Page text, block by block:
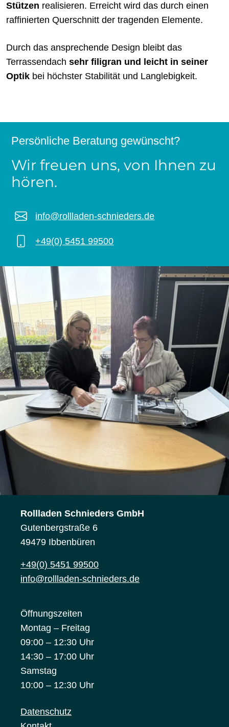
Stützen realisieren. Erreicht wird das durch einen
raffinierten Querschnitt der tragenden Elemente.
Durch das ansprechende Design bleibt das
Terrassendach sehr filigran und leicht in seiner
Optik bei höchster Stabilität und Langlebigkeit.
Persönliche Beratung gewünscht?
Wir freuen uns, von Ihnen zu
hören.
info@rollladen-schnieders.de
+49(0) 5451 99500
Rollladen Schnieders GmbH
Gutenbergstraße 6
49479 Ibbenbüren
+49(0) 5451 99500
info@rollladen-schnieders.de
Öffnungszeiten
Montag – Freitag
09:00 – 12:30 Uhr
14:30 – 17:00 Uhr
Samstag
10:00 – 12:30 Uhr
Datenschutz